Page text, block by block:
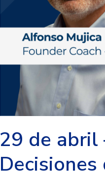
29 de abril
Decisiones